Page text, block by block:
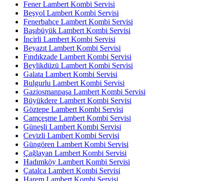
Fener Lambert Kombi Servisi
Beşyol Lambert Kombi Servisi
Fenerbahçe Lambert Kombi Servisi
Başıbüyük Lambert Kombi Servisi
İncirli Lambert Kombi Servisi
Beyazıt Lambert Kombi Servisi
Fındıkzade Lambert Kombi Servisi
Beylikdüzü Lambert Kombi Servisi
Galata Lambert Kombi Servisi
Bulgurlu Lambert Kombi Servisi
Gaziosmanpaşa Lambert Kombi Servisi
Büyükdere Lambert Kombi Servisi
Göztepe Lambert Kombi Servisi
Camçeşme Lambert Kombi Servisi
Güneşli Lambert Kombi Servisi
Cevizli Lambert Kombi Servisi
Güngören Lambert Kombi Servisi
Çağlayan Lambert Kombi Servisi
Hadımköy Lambert Kombi Servisi
Çatalca Lambert Kombi Servisi